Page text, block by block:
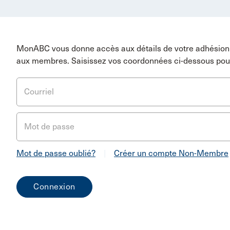
MonABC vous donne accès aux détails de votre
aux membres. Saisissez vos coordonnées ci-dessous
Courriel
Mot de passe
Mot de passe oublié? Créer un compte Non-Membre